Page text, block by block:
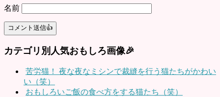
名前
カテゴリ別人気おもしろ画像🎉
苦労猫！ 夜な夜なミシンで裁縫を行う猫たちがかわい
い（笑）
おもしろいご飯の食べ方をする猫たち（笑）